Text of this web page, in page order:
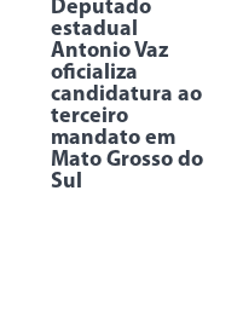
Deputado
estadual
Antonio Vaz
oficializa
candidatura ao
terceiro
mandato em
Mato Grosso do
Sul